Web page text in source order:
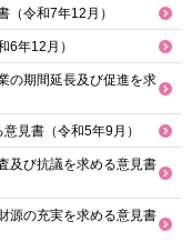
（令和7年12月）
6年12月）
の期間延長及び促進を求
見書（令和5年9月）
及び抗議を求める意見書
源の充実を求める意見書